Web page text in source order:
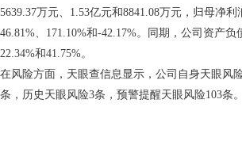
5639.37万元、1.53亿元和8841.08万元，归母净
46.81%、171.10%和-42.17%。同期，公司资产负
22.34%和41.75%。
在风险方面，天眼查信息显示，公司自身天眼风
条，历史天眼风险3条，预警提醒天眼风险103条。